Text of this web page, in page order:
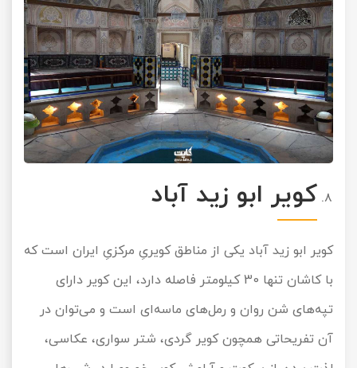
کویر ابو زید آباد
کویر ابو زید آباد یکی از مناطق کویریِ مرکزیِ ایران است که
با کاشان تنها 30 کیلومتر فاصله دارد، این کویر دارای
تپه‌های شن روان و رمل‌های ماسه‌ای است و می‌توان در
آن تفریحاتی همچون کویر گردی، شتر سواری، عکاسی،